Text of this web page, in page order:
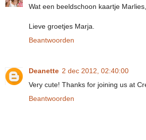
Wat een beeldschoon kaartje
Lieve groetjes Marja.
Beantwoorden
Deanette 2 dec 2012, 02:40:00
Very cute! Thanks for joining us at
Beantwoorden